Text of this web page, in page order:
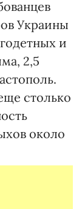
Украины
и
2,5
столько
около